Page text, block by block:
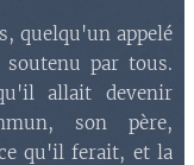
quelqu'un appelé
par tous.
allait devenir
son père,
qu'il ferait, et la